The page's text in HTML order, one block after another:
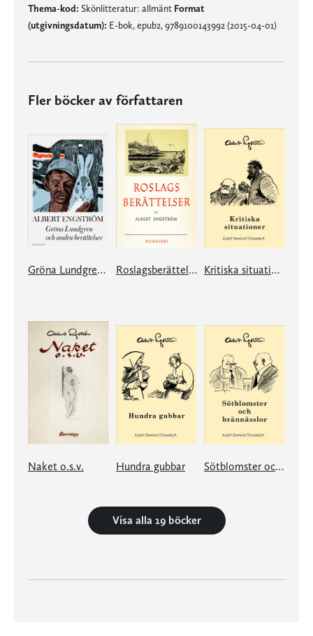
Thema-kod: Skönlitteratur: allmänt Format
(utgivningsdatum): E-bok, epub2, 9789100143992 (2015-04-01)
Fler böcker av författaren
Gröna Lundgren och andra berättelser Roslagsberättelser Kritiska situationer
Naket o.s.v. Hundra gubbar Sötblomster och brännässlor
Visa alla 19 böcker